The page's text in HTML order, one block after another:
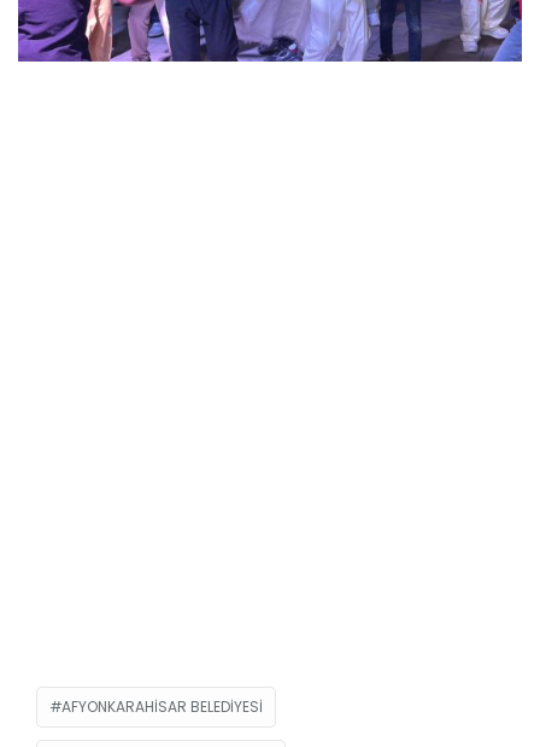
AFYONKARAHISAR BELEDIYESI